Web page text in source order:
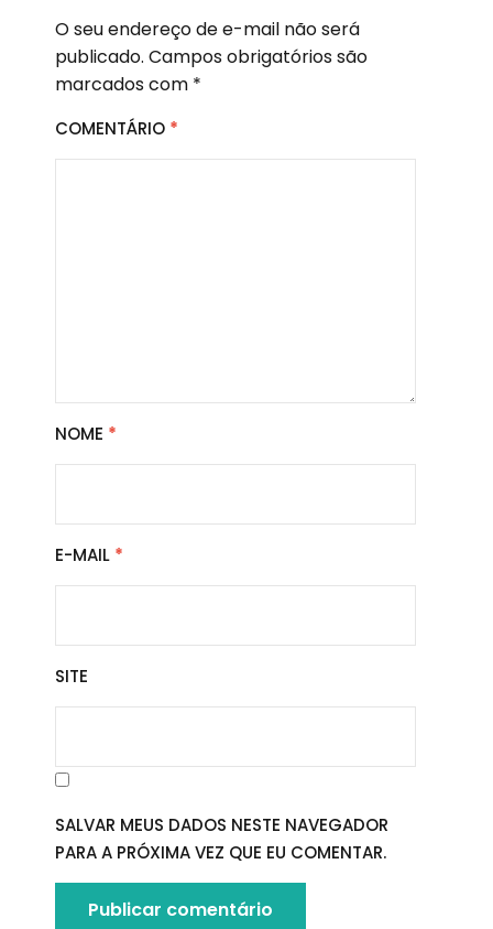
O seu endereço de e-mail não será
publicado. Campos obrigatórios são
marcados com *
COMENTÁRIO *
NOME *
E-MAIL *
SITE
SALVAR MEUS DADOS NESTE NAVEGADOR
PARA A PRÓXIMA VEZ QUE EU COMENTAR.